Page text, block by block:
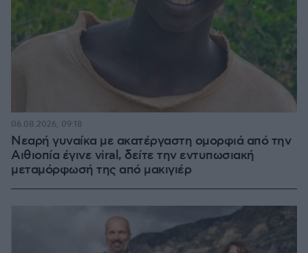
Νεαρή γυναίκα με ακατέργαστη ομορφιά από την
Αιθιοπία έγινε viral, δείτε την εντυπωσιακή
μεταμόρφωσή της από μακιγιέρ
06.08.2026, 09:18